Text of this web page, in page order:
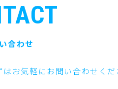
合わせ
お気軽にお問い合わせく